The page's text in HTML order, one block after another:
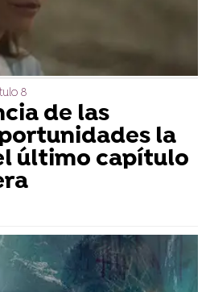
8
de las
la
último capítulo